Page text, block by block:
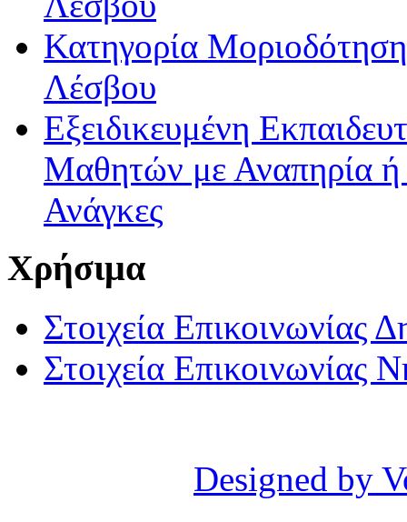
Κατηγορία
Λέσβου
Εξειδικευμένη
Μαθητών με Αναπηρία ή /
Ανάγκες
Χρήσιμα
Στοιχεία Επικοινωνίας
Στοιχεία Επικοινωνίας
Designed by